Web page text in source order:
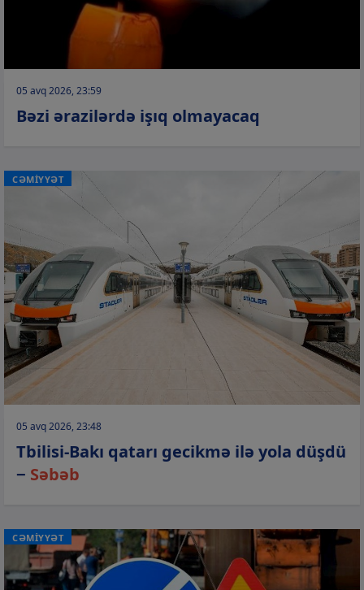
05 avq 2026, 23:59
Bəzi ərazilərdə işıq olmayacaq
CƏMİYYƏT
05 avq 2026, 23:48
Tbilisi-Bakı qatarı gecikmə ilə yola düşdü
− Səbəb
CƏMİYYƏT